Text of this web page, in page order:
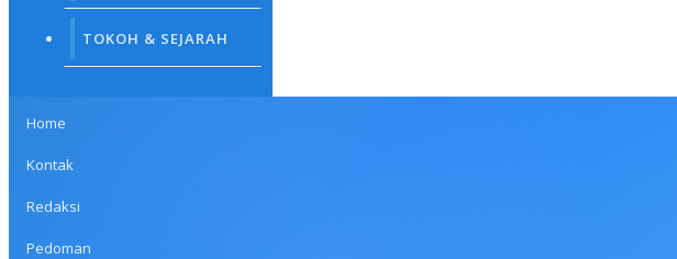
TOKOH & SEJARAH
Home
Kontak
Redaksi
Pedoman